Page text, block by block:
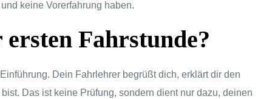
keine Vorerfahrung haben.
Fahrstunde?
Dein Fahrlehrer begrüßt dich, erklärt dir den
Das ist keine Prüfung, sondern dient nur dazu, deinen